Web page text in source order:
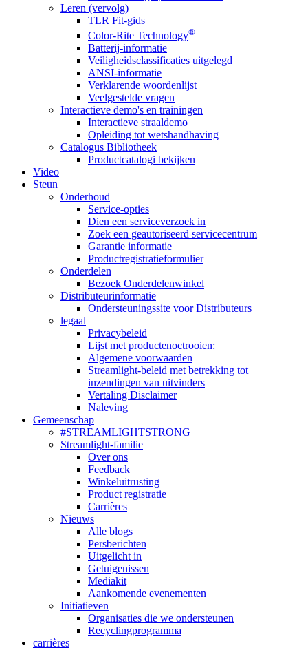
Leren (vervolg)
TLR Fit-gids
Color-Rite Technology®
Batterij-informatie
Veiligheidsclassificaties uitgelegd
ANSI-informatie
Verklarende woordenlijst
Veelgestelde vragen
Interactieve demo's en trainingen
Interactieve straaldemo
Opleiding tot wetshandhaving
Catalogus Bibliotheek
Productcatalogi bekijken
Video
Steun
Onderhoud
Service-opties
Dien een serviceverzoek in
Zoek een geautoriseerd servicecentrum
Garantie informatie
Productregistratieformulier
Onderdelen
Bezoek Onderdelenwinkel
Distributeurinformatie
Ondersteuningssite voor Distributeurs
legaal
Privacybeleid
Lijst met productenoctrooien:
Algemene voorwaarden
Streamlight-beleid met betrekking tot
inzendingen van uitvinders
Vertaling Disclaimer
Naleving
Gemeenschap
#STREAMLIGHTSTRONG
Streamlight-familie
Over ons
Feedback
Winkeluitrusting
Product registratie
Carrières
Nieuws
Alle blogs
Persberichten
Uitgelicht in
Getuigenissen
Mediakit
Aankomende evenementen
Initiatieven
Organisaties die we ondersteunen
Recyclingprogramma
carrières